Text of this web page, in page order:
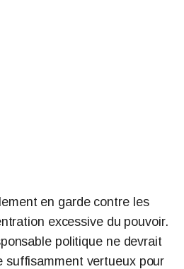
en garde contre les
excessive du pouvoir.
politique ne devrait
suffisamment vertueux pour